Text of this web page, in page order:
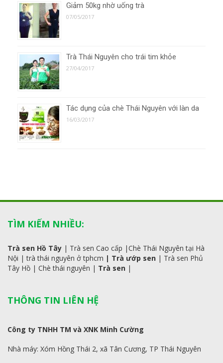
Giảm 50kg nhờ uống trà
07/05/2017
Trà Thái Nguyên cho trái tim khỏe
27/04/2017
Tác dụng của chè Thái Nguyên với làn da
16/03/2017
TÌM KIẾM NHIỀU:
Trà sen Hồ Tây | Trà sen Cao cấp |Chè Thái Nguyên tại Hà
Nội |trà thái nguyên ở tphcm | Trà ướp sen | Trà sen Phủ
Tây Hồ | Chè thái nguyên | Trà sen |
THÔNG TIN LIÊN HỆ
Công ty TNHH TM và XNK Minh Cường
Nhà máy: Xóm Hồng Thái 2, xã Tân Cương, TP Thái Nguyên